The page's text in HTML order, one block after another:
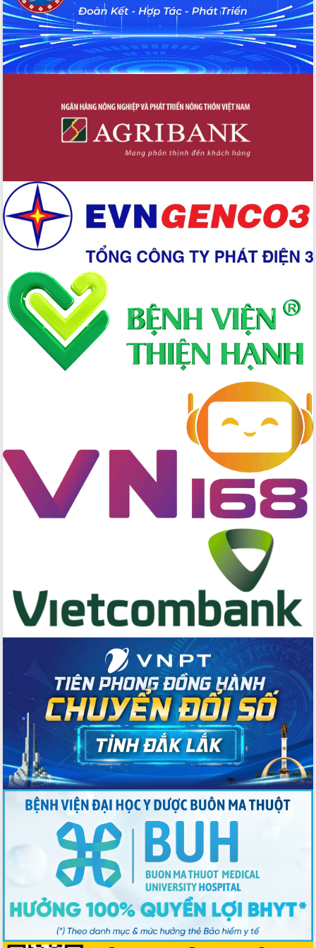
Hồ Thị Nguyên Thảo làm việc tại Trung
tâm Phục vụ hành chính công xã Ea
Phê
Xây dựng nền hành chính số đồng
hành cùng nông dân dân, doanh nghiệp
Chuyển đổi số 'mở đường' cho nông
nghiệp Đắk Lắk tăng trưởng bứt phá
Triển khai đồng bộ đo đạc, lập hồ sơ
đai
Ứng dụng sinh trắc học - Bước tiến
trong hành trình chuyển đổi số tại Đắk
Đắk Lắk nâng cao hiệu quả công tác
Đảng từ Sổ tay đảng viên điện tử
Đắk Lắk đẩy mạnh nuôi biển công
nghệ, hướng tới phát triển thủy sản
bền vững
Tập huấn nâng cao năng lực triển khai
chuyển đổi số cho cán bộ, công chức
Đắk Lắk phát động hưởng ứng Ngày
hai con số trong năm 2026
Tổ chức trang trọng Lễ hội Đền thờ
Lương Văn Chánh năm 2026
Phó Bí thư Tỉnh ủy Đắk Lắk Đỗ Hữu
Huy giữ chức Bí thư Đảng ủy Ủy Ban
không gian tri thức trong thời đại số
Đánh giá, rút kinh nghiệm công tác tổ
chức diễn tập trước ngày bầu cử
Chương trình “Gặp gỡ hữu nghị –
Friendship Meeting New Year 2026”
Bầu cử Quốc hội và HĐND: Cử tri Đắk
Lắk gửi gắm niềm tin, kỳ vọng vào lá
phiếu
Đắk Lắk sẵn sàng các điều kiện cho
Ngày hội bầu cử đại biểu Quốc hội
khóa XVI và HĐND các cấp nhiệm kỳ
2026-2031
Đảm bảo cuộc bầu cử đại biểu Quốc
hội và đại biểu HĐND các cấp diễn ra
an toàn, hiệu quả, đúng quy định
Thủ tướng Chính phủ Phạm Minh Chính
kiểm tra, chỉ đạo hoàn thành các dự
án cao tốc và thăm khu tái định cư tại
Sôi nổi Hội đua ngựa truyền thống Gò
Thì Thùng mừng Xuân Bính Ngọ 2026
Lãnh đạo tỉnh dâng hương tưởng niệm
tại Đập Đồng Cam đầu Xuân Bính Ngọ
Ngành nông nghiệp phấn đấu tăng